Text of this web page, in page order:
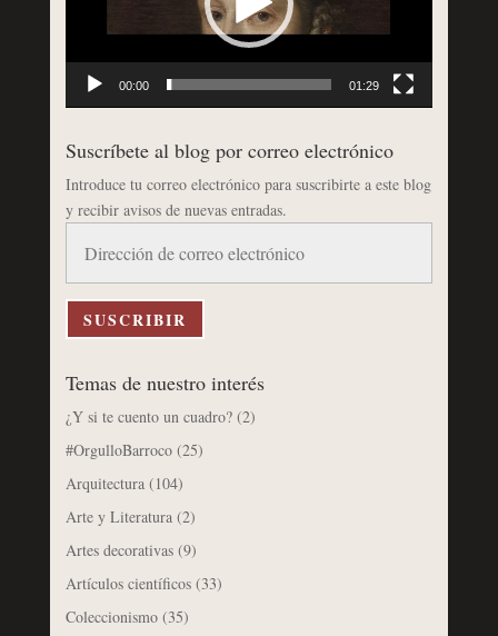
00:00 01:29
Suscríbete al blog por correo electrónico
Introduce tu correo electrónico para suscribirte a este blog
y recibir avisos de nuevas entradas.
correo
electrónico
SUSCRIBIR
Temas de nuestro interés
¿Y si te cuento un cuadro?(2)
#OrgulloBarroco(25)
Arquitectura(104)
Arte y Literatura(2)
Artes decorativas(9)
Artículos científicos(33)
Coleccionismo(35)